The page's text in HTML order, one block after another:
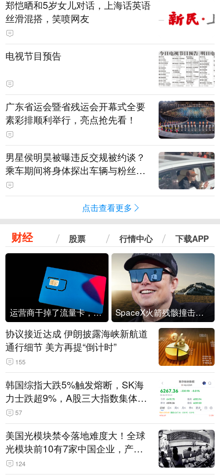
郑恺晒和5岁女儿对话，上海话英语
丝滑混搭，笑喷网友
电视节目预告
广东省运会暨省残运会开幕式全要
素彩排顺利举行，亮点抢先看！
男星侯明昊被曝违反交规被约谈？
乘车期间将身体探出车辆与粉丝打
招呼，当地交警回应
点击查看更多
财经 股票 行情中心 下载APP
运营商干掉了流量卡，他们真的玩不起了 SpaceX火箭残骸撞击月球
协议接近达成 伊朗披露海峡新航道
通行细节 美方再提“倒计时”
155
韩国综指大跌5%触发熔断，SK海
力士跌超9%，A股三大指数集体低
开 57
美国光模块禁令落地难度大！全球
光模块前10有7家中国企业，产业
界人士：想“脱钩”并不容易
124